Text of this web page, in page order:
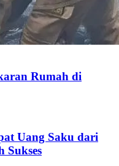
Rumah di
Uang Saku dari
Sukses